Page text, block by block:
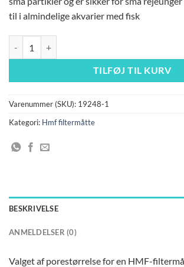
til i almindelige akvarier med fisk
TILFØJ TIL KURV
Varenummer (SKU): 19248-1
Kategori: Hmf filtermåtte
BESKRIVELSE
ANMELDELSER (0)
Valget af porestørrelse for en HMF-